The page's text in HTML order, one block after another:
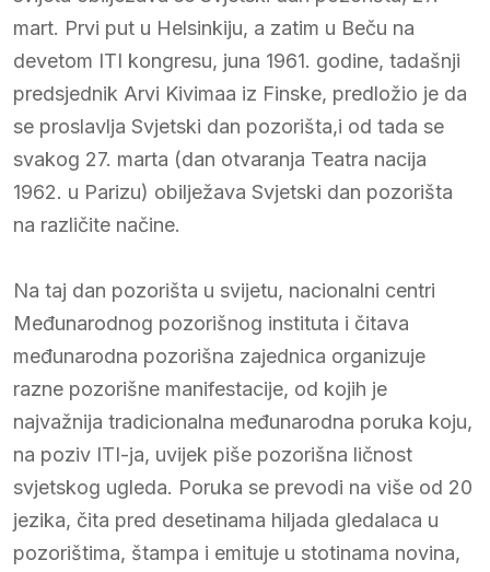
mart. Prvi put u Helsinkiju, a zatim u Beču na
devetom ITI kongresu, juna 1961. godine, tadašnji
predsjednik Arvi Kivimaa iz Finske, predložio je da
se proslavlja Svjetski dan pozorišta,i od tada se
svakog 27. marta (dan otvaranja Teatra nacija
1962. u Parizu) obilježava Svjetski dan pozorišta
na različite načine.
Na taj dan pozorišta u svijetu, nacionalni centri
Međunarodnog pozorišnog instituta i čitava
međunarodna pozorišna zajednica organizuje
razne pozorišne manifestacije, od kojih je
najvažnija tradicionalna međunarodna poruka koju,
na poziv ITI-ja, uvijek piše pozorišna ličnost
svjetskog ugleda. Poruka se prevodi na više od 20
jezika, čita pred desetinama hiljada gledalaca u
pozorištima, štampa i emituje u stotinama novina,